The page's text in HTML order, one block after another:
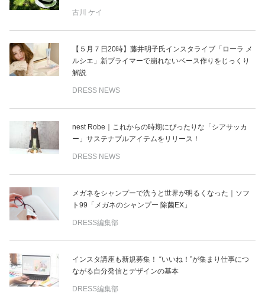
古川 ケイ
【５月７日20時】藤井明子氏インスタライブ「ローラ メ
ルシエ」新プライマーで崩れないベース作りをじっくり
解説
DRESS NEWS
nest Robe｜これからの時期にぴったりな「シアサッカ
ー」サステナブルアイテムをリリース！
DRESS NEWS
メガネをシャンプーで洗うと世界が明るくなった｜ソフ
ト99「メガネのシャンプー 除菌EX」
DRESS編集部
インスタ講座も新規募集！ “いいね！”が集まり仕事につ
ながる自分発信とデザインの基本
DRESS編集部